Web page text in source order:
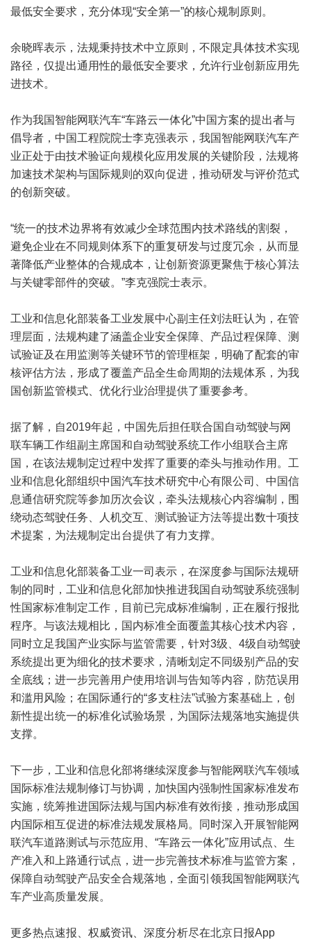
最低安全要求，充分体现“安全第一”的核心规制原则。
余晓晖表示，法规秉持技术中立原则，不限定具体技术实现
路径，仅提出通用性的最低安全要求，允许行业创新应用先
进技术。
作为我国智能网联汽车“车路云一体化”中国方案的提出者与
倡导者，中国工程院院士李克强表示，我国智能网联汽车产
业正处于由技术验证向规模化应用发展的关键阶段，法规将
加速技术架构与国际规则的双向促进，推动研发与评价范式
的创新突破。
“统一的技术边界将有效减少全球范围内技术路线的割裂，
避免企业在不同规则体系下的重复研发与过度冗余，从而显
著降低产业整体的合规成本，让创新资源更聚焦于核心算法
与关键零部件的突破。”李克强院士表示。
工业和信息化部装备工业发展中心副主任刘法旺认为，在管
理层面，法规构建了涵盖企业安全保障、产品过程保障、测
试验证及在用监测等关键环节的管理框架，明确了配套的审
核评估方法，形成了覆盖产品全生命周期的法规体系，为我
国创新监管模式、优化行业治理提供了重要参考。
据了解，自2019年起，中国先后担任联合国自动驾驶与网
联车辆工作组副主席国和自动驾驶系统工作小组联合主席
国，在该法规制定过程中发挥了重要的牵头与推动作用。工
业和信息化部组织中国汽车技术研究中心有限公司、中国信
息通信研究院等参加历次会议，牵头法规核心内容编制，围
绕动态驾驶任务、人机交互、测试验证方法等提出数十项技
术提案，为法规制定出台提供了有力支撑。
工业和信息化部装备工业一司表示，在深度参与国际法规研
制的同时，工业和信息化部加快推进我国自动驾驶系统强制
性国家标准制定工作，目前已完成标准编制，正在履行报批
程序。与该法规相比，国内标准全面覆盖其核心技术内容，
同时立足我国产业实际与监管需要，针对3级、4级自动驾驶
系统提出更为细化的技术要求，清晰划定不同级别产品的安
全底线；进一步完善用户使用培训与告知等内容，防范误用
和滥用风险；在国际通行的“多支柱法”试验方案基础上，创
新性提出统一的标准化试验场景，为国际法规落地实施提供
支撑。
下一步，工业和信息化部将继续深度参与智能网联汽车领域
国际标准法规制修订与协调，加快国内强制性国家标准发布
实施，统筹推进国际法规与国内标准有效衔接，推动形成国
内国际相互促进的标准法规发展格局。同时深入开展智能网
联汽车道路测试与示范应用、“车路云一体化”应用试点、生
产准入和上路通行试点，进一步完善技术标准与监管方案，
保障自动驾驶产品安全合规落地，全面引领我国智能网联汽
车产业高质量发展。
更多热点速报、权威资讯、深度分析尽在北京日报App